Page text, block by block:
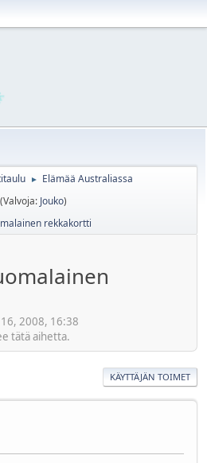
► Elämää Australiassa
(Valvoja: Jouko)
rekkakortti
2008, 16:38
tätä aihetta.
KÄYTTÄJÄN TOIMET